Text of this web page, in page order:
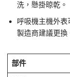
洗，懸掛晾乾。
呼吸機主機外
製造商建議更換
部件